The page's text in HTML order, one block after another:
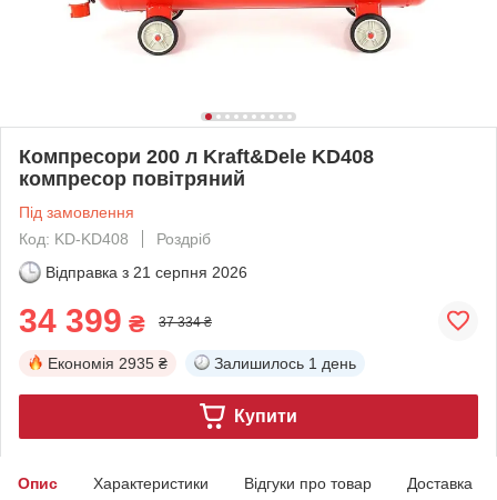
Компресори 200 л Kraft&Dele KD408
компресор повітряний
Під замовлення
Код: KD-KD408
Роздріб
Відправка з 21 серпня 2026
34 399 ₴ 37 334 ₴
Економія 2935 ₴ Залишилось 1 день
Купити
Опис Характеристики Відгуки про товар Доставка